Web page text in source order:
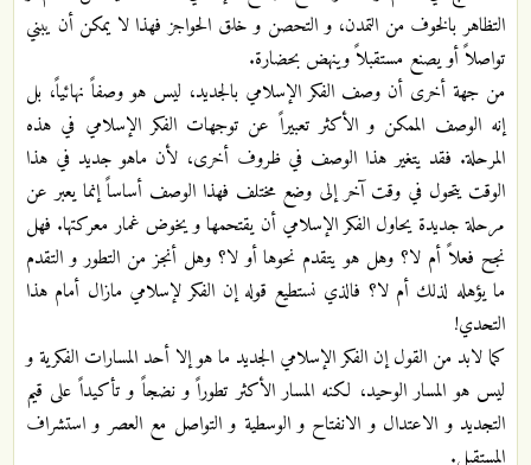
التظاهر بالخوف من التمدن، و التحصن و خلق الحواجز فهذا لا يمكن أن يبني
تواصلاً أو يصنع مستقبلاً وينهض بحضارة.
من جهة أخرى أن وصف الفكر الإسلامي بالجديد، ليس هو وصفاً نهائياً، بل
إنه الوصف الممكن و الأكثر تعبيراً عن توجهات الفكر الإسلامي في هذه
المرحلة. فقد يتغير هذا الوصف في ظروف أخرى، لأن ماهو جديد في هذا
الوقت يتحول في وقت آخر إلى وضع مختلف فهذا الوصف أساساً إنما يعبر عن
مرحلة جديدة يحاول الفكر الإسلامي أن يقتحمها و يخوض غمار معركتها. فهل
نجح فعلاً أم لا؟ وهل هو يتقدم نحوها أو لا؟ وهل أنجز من التطور و التقدم
ما يؤهله لذلك أم لا؟ فالذي نستطيع قوله إن الفكر لإسلامي مازال أمام هذا
التحدي!
كما لابد من القول إن الفكر الإسلامي الجديد ما هو إلا أحد المسارات الفكرية و
ليس هو المسار الوحيد، لكنه المسار الأكثر تطوراً و نضجاً و تأكيداً على قيم
التجديد و الاعتدال و الانفتاح و الوسطية و التواصل مع العصر و استشراف
المستقبل.